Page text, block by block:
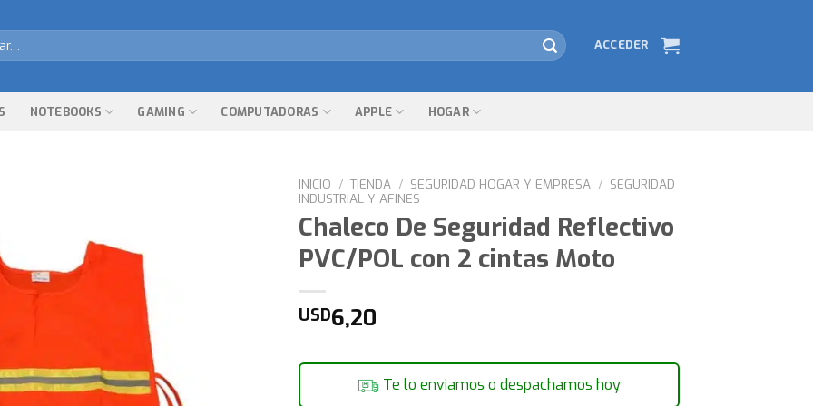
ACCEDER
NOTEBOOKS GAMING COMPUTADORAS APPLE HOGAR
INICIO / TIENDA / SEGURIDAD HOGAR Y EMPRESA / SEGURIDAD
INDUSTRIAL Y AFINES
Chaleco De Seguridad Reflectivo
PVC/POL con 2 cintas Moto
USD6,20
Te lo enviamos o despachamos hoy